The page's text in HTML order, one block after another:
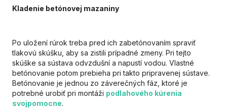
Kladenie betónovej mazaniny
Po uložení rúrok treba pred ich zabetónovaním spraviť
tlakovú skúšku, aby sa zistili prípadné zmeny. Pri tejto
skúške sa sústava odvzdušní a napustí vodou. Vlastné
betónovanie potom prebieha pri takto pripravenej sústave.
Betónovanie je jednou zo záverečných fáz, ktoré je
potrebné urobiť pri montáži podlahového kúrenia
svojpomocne.